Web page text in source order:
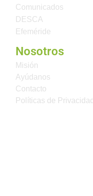
Comunicados
DESCA
Efeméride
Nosotros
Misión
Ayúdanos
Contacto
Políticas de Privacidad